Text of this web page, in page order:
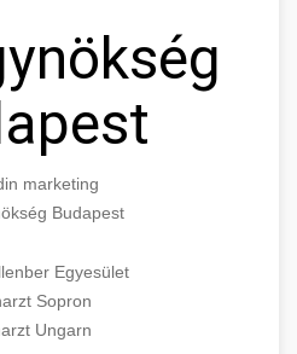
marketing
Budapest
Egyesület
Sopron
Ungarn